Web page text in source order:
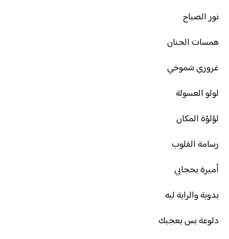
نور الصباح
همسات الحنان
غروري شموخي
لولو العسولة
لؤلؤة المكان
رسامة القلوب
أميرة بحجابي
بدوية والراية ليه
دلوعة بس بعجبك